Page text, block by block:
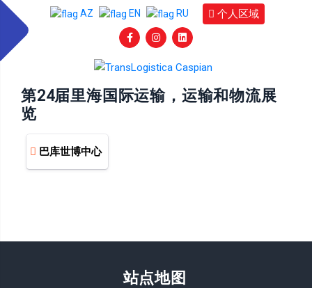
AZ EN RU 个人区域
第24届里海国际运输，运输和物流展
览
巴库世博中心
站点地图